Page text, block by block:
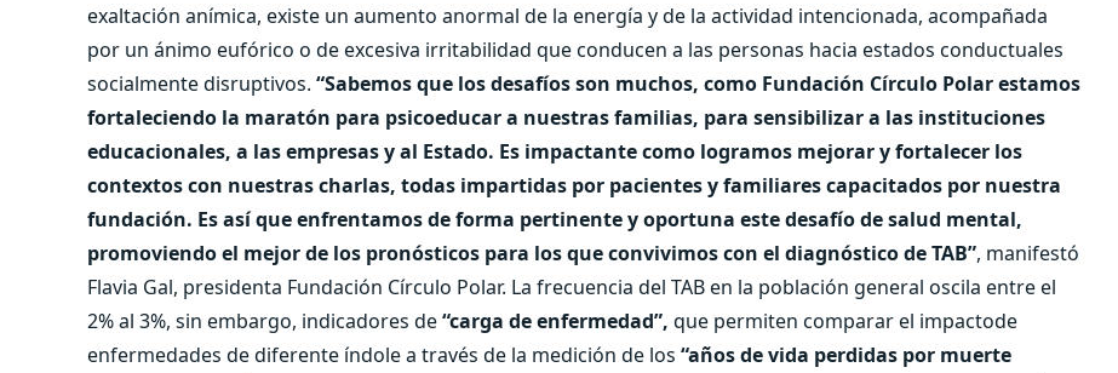
exaltación anímica, existe un aumento anormal de la energía y de la actividad intencionada, acompañada
por un ánimo eufórico o de excesiva irritabilidad que conducen a las personas hacia estados conductuales
socialmente disruptivos. “Sabemos que los desafíos son muchos, como Fundación Círculo Polar estamos
fortaleciendo la maratón para psicoeducar a nuestras familias, para sensibilizar a las instituciones
educacionales, a las empresas y al Estado. Es impactante como logramos mejorar y fortalecer los
contextos con nuestras charlas, todas impartidas por pacientes y familiares capacitados por nuestra
fundación. Es así que enfrentamos de forma pertinente y oportuna este desafío de salud mental,
promoviendo el mejor de los pronósticos para los que convivimos con el diagnóstico de TAB”, manifestó
Flavia Gal, presidenta Fundación Círculo Polar. La frecuencia del TAB en la población general oscila entre el
2% al 3%, sin embargo, indicadores de“carga de enfermedad”, que permiten comparar el impactode
enfermedades de diferente índole a través de la medición de los “años de vida perdidas por muerte